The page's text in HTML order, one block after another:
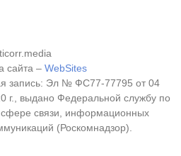
сайта – WebSites
запись: Эл № ФС77-77795 от 04
г., выдано Федеральной службу по
сфере связи, информационных
(Роскомнадзор).